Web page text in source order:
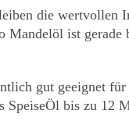
die wertvollen
ist gerade
gut geeignet
bis zu 12